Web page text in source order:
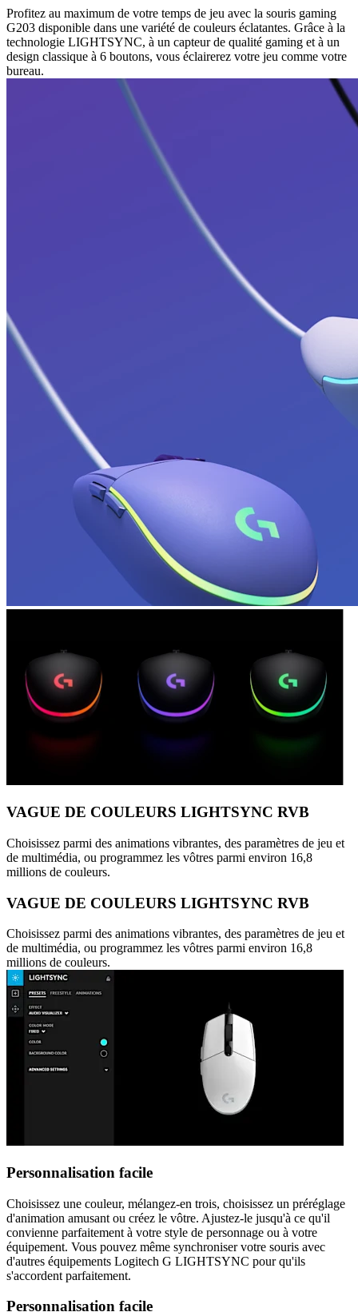
Profitez au maximum de votre temps de jeu avec la souris gaming
G203 disponible dans une variété de couleurs éclatantes. Grâce à la
technologie LIGHTSYNC, à un capteur de qualité gaming et à un
design classique à 6 boutons, vous éclairerez votre jeu comme votre
bureau.
VAGUE DE COULEURS LIGHTSYNC RVB
Choisissez parmi des animations vibrantes, des paramètres de jeu et
de multimédia, ou programmez les vôtres parmi environ 16,8
millions de couleurs.
VAGUE DE COULEURS LIGHTSYNC RVB
Choisissez parmi des animations vibrantes, des paramètres de jeu et
de multimédia, ou programmez les vôtres parmi environ 16,8
millions de couleurs.
Personnalisation facile
Choisissez une couleur, mélangez-en trois, choisissez un préréglage
d'animation amusant ou créez le vôtre. Ajustez-le jusqu'à ce qu'il
convienne parfaitement à votre style de personnage ou à votre
équipement. Vous pouvez même synchroniser votre souris avec
d'autres équipements Logitech G LIGHTSYNC pour qu'ils
s'accordent parfaitement.
Personnalisation facile